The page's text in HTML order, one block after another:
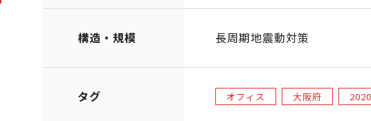
構造・規模 長周期地震動対策
タグ オフィス 大阪府